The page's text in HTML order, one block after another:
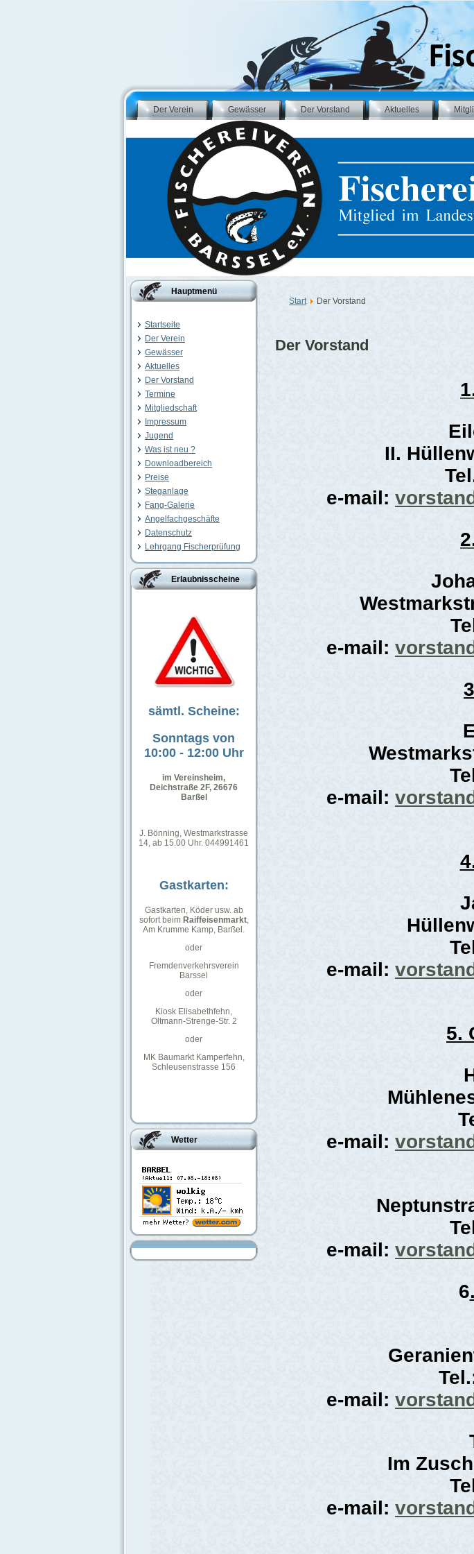
Der Verein Gewässer Der Vorstand Aktuelles
Hauptmenü
Startseite
Der Verein
Gewässer
Aktuelles
Der Vorstand
Termine
Mitgliedschaft
Impressum
Jugend
Was ist neu ?
Downloadbereich
Preise
Steganlage
Fang-Galerie
Angelfachgeschäfte
Datenschutz
Lehrgang Fischerprüfung
Erlaubnisscheine
sämtl. Scheine:
Sonntags von
10:00 - 12:00 Uhr
im Vereinsheim,
Deichstraße 2F, 26676
Barßel
J. Bönning, Westmarkstrasse
14, ab 15.00 Uhr. 044991461
Gastkarten:
Gastkarten, Köder usw. ab
sofort beim Raiffeisenmarkt,
Am Krumme Kamp, Barßel.
oder
Fremdenverkehrsverein
Barssel
oder
Kiosk Elisabethfehn,
Oltmann-Strenge-Str. 2
oder
MK Baumarkt Kamperfehn,
Schleusenstrasse 156
Wetter
Start Der Vorstand
Der Vorstand
II.
e-mail:
e-mail:
e-mail:
e-mail:
5.
e-mail:
e-mail:
6
e-mail:
Im
e-mail: